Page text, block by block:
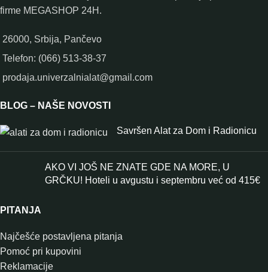
firme MEGASHOP 24H.
26000, Srbija, Pančevo
Telefon: (066) 513-38-37
prodaja.univerzalnialat@gmail.com
BLOG – NAŠE NOVOSTI
Savršen Alat za Dom i Radionicu
AKO VI JOŠ NE ZNATE GDE NA MORE, U
GRČKU! Hoteli u avgustu i septembru već od 415€
PITANJA
Najčešće postavljena pitanja
Pomoć pri kupovini
Reklamacije